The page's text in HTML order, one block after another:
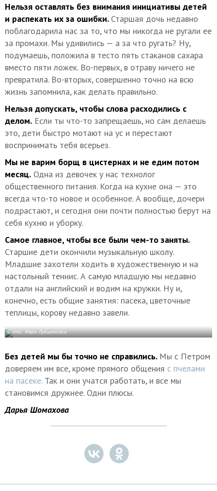
Нельзя оставлять без внимания инициативы детей
и распекать их за ошибки. Старшая дочь недавно
поблагодарила нас за то, что мы никогда не ругали ее
за промахи. Мы удивились — а за что ругать? Ну,
подумаешь, положила в тесто пять стаканов сахара
вместо пяти ложек. Во-первых, в отраву ничего не
превратила. Во-вторых, совершенно точно на всю
жизнь запомнила, как делать правильно.
Нельзя допускать, чтобы слова расходились с
делом. Если ты что-то запрещаешь, но сам делаешь
это, дети быстро мотают на ус и перестают
воспринимать тебя всерьез.
Мы не варим борщ в цистернах и не едим потом
месяц. Одна из девочек у нас технолог
общественного питания. Когда на кухне она — это
всегда что-то новое и особенное. А вообще, дочери
подрастают, и сегодня они почти полностью берут на
себя кухню и уборку.
Самое главное, чтобы все были чем-то заняты.
Старшие дети окончили музыкальную школу.
Младшие захотели ходить в художественную и на
настольный теннис. А самую младшую мы недавно
отдали на английский и водим на кружки. Ну и,
конечно, есть общие занятия: пасека, цветочные
теплицы, корову недавно завели.
Фото: Иван Лукьяненко
Без детей мы бы точно не справились. Мы с Петром
доверяем им все, кроме прямого общения с пчелами
на пасеке.Так и они учатся работать, и все мы
становимся дружнее. Одни плюсы.
Дарья Шомахова